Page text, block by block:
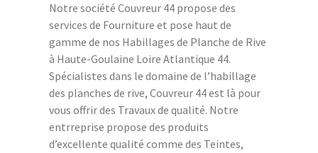
Notre société Couvreur 44 propose des
services de Fourniture et pose haut de
gamme de nos Habillages de Planche de Rive
à Haute-Goulaine Loire Atlantique 44.
Spécialistes dans le domaine de l’habillage
des planches de rive, Couvreur 44 est là pour
vous offrir des Travaux de qualité. Notre
entrreprise propose des produits
d’excellente qualité comme des Teintes,